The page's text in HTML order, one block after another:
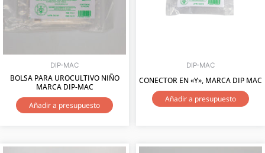
DIP-MAC
BOLSA PARA UROCULTIVO NIÑO
MARCA DIP-MAC
Añadir a presupuesto
DIP-MAC
CONECTOR EN «Y», MARCA DIP MAC
Añadir a presupuesto